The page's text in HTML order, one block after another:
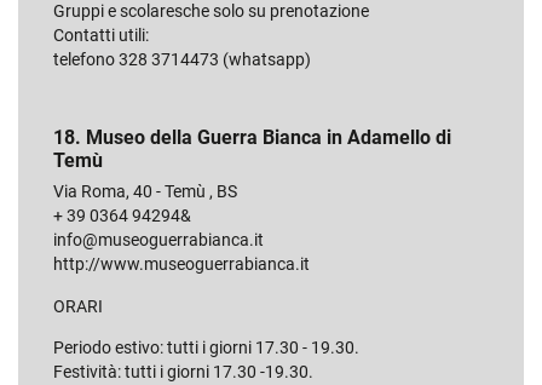
Gruppi e scolaresche solo su prenotazione
Contatti utili:
telefono 328 3714473 (whatsapp)
18. Museo della Guerra Bianca in Adamello di
Temù
Via Roma, 40 - Temù , BS
+ 39 0364 94294&
info@museoguerrabianca.it
http://www.museoguerrabianca.it
ORARI
Periodo estivo: tutti i giorni 17.30 - 19.30.
Festività: tutti i giorni 17.30 -19.30.